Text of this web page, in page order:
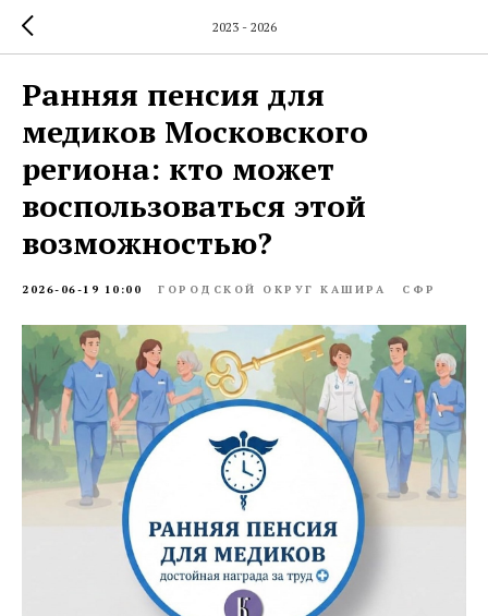
2023 - 2026
Ранняя пенсия для
медиков Московского
региона: кто может
воспользоваться этой
возможностью?
2026-06-19 10:00 ГОРОДСКОЙ ОКРУГ КАШИРА СФР